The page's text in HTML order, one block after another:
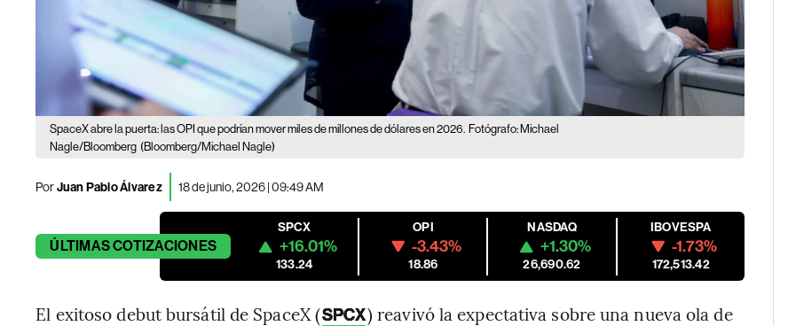
SpaceX abre la puerta: las OPI que podrían mover miles de millones de dólares en 2026. Fotógrafo: Michael
Nagle/Bloomberg (Bloomberg/Michael Nagle)
PorJuan Pablo Álvarez 18 de junio, 2026 | 09:49 AM
ÚLTIMASCOTIZACIONES
SPCX
+16.01%
133.24
OPI
-3.43%
18.86
NASDAQ
+1.30%
26,690.62
IBOVESPA
-1.73%
172,513.42
El exitoso debut bursátil de SpaceX (SPCX) reavivó la expectativa sobre una nueva ola de